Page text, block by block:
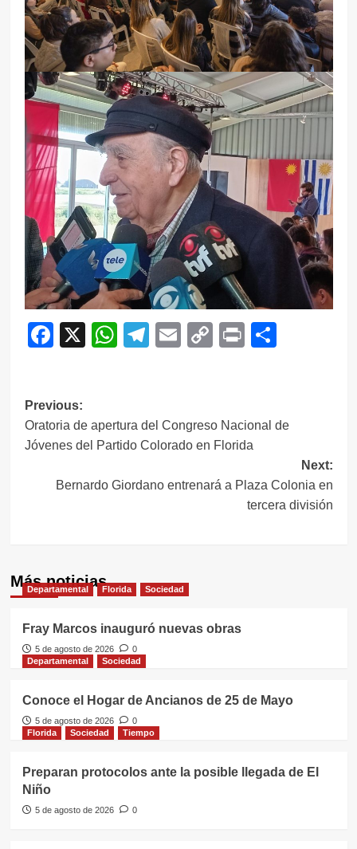
Facebook
X WhatsApp
Telegram
EmailCopy
Print
Navegación
de
Previous:
Oratoria de apertura del Congreso Nacional de
Jóvenes del Partido Colorado en Florida
Next:
Bernardo Giordano entrenará a Plaza Colonia en
tercera división
Más noticias
Departamental Florida Sociedad
Fray Marcos inauguró nuevas obras
5 de agosto de 2026
0
Departamental
Sociedad
Conoce el Hogar de Ancianos de 25 de Mayo
5 de agosto de 2026
0
Florida
Sociedad Tiempo
Preparan protocolos ante la posible llegada de El
Niño
5 de agosto de 2026 0